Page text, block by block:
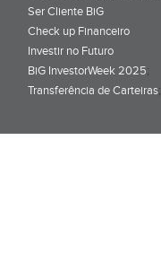
Ser Cliente BiG
Check up Financeiro
Investir no Futuro
BiG InvestorWeek 2025;
Transferência de Carteiras;